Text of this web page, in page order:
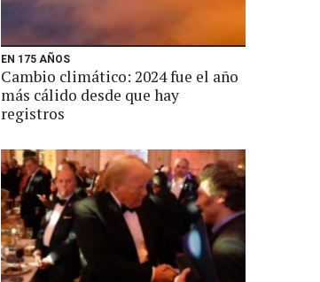
EN 175 AÑOS
Cambio climático: 2024 fue el año
más cálido desde que hay
registros